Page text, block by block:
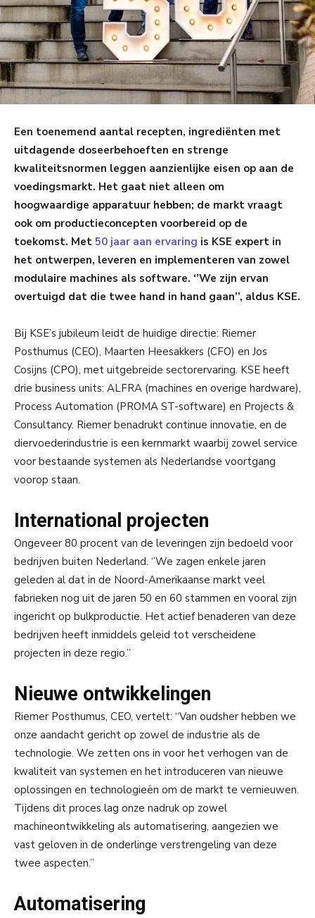
Een toenemend aantal recepten, ingrediënten met
uitdagende doseerbehoeften en strenge
kwaliteitsnormen leggen aanzienlijke eisen op aan de
voedingsmarkt. Het gaat niet alleen om
hoogwaardige apparatuur hebben; de markt vraagt
ook om productieconcepten voorbereid op de
toekomst. Met 50 jaar aan ervaring is KSE expert in
het ontwerpen, leveren en implementeren van zowel
modulaire machines als software. ‘’We zijn ervan
overtuigd dat die twee hand in hand gaan’’, aldus KSE.
Bij KSE’s jubileum leidt de huidige directie: Riemer
Posthumus (CEO), Maarten Heesakkers (CFO) en Jos
Cosijns (CPO), met uitgebreide sectorervaring. KSE heeft
drie business units: ALFRA (machines en overige hardware),
Process Automation (PROMA ST-software) en Projects &
Consultancy. Riemer benadrukt continue innovatie, en de
diervoederindustrie is een kernmarkt waarbij zowel service
voor bestaande systemen als Nederlandse voortgang
voorop staan.
International projecten
Ongeveer 80 procent van de leveringen zijn bedoeld voor
bedrijven buiten Nederland. ‘’We zagen enkele jaren
geleden al dat in de Noord-Amerikaanse markt veel
fabrieken nog uit de jaren 50 en 60 stammen en vooral zijn
ingericht op bulkproductie. Het actief benaderen van deze
bedrijven heeft inmiddels geleid tot verscheidene
projecten in deze regio.’’
Nieuwe ontwikkelingen
Riemer Posthumus, CEO, vertelt: “Van oudsher hebben we
onze aandacht gericht op zowel de industrie als de
technologie. We zetten ons in voor het verhogen van de
kwaliteit van systemen en het introduceren van nieuwe
oplossingen en technologieën om de markt te vernieuwen.
Tijdens dit proces lag onze nadruk op zowel
machineontwikkeling als automatisering, aangezien we
vast geloven in de onderlinge verstrengeling van deze
twee aspecten.”
Automatisering